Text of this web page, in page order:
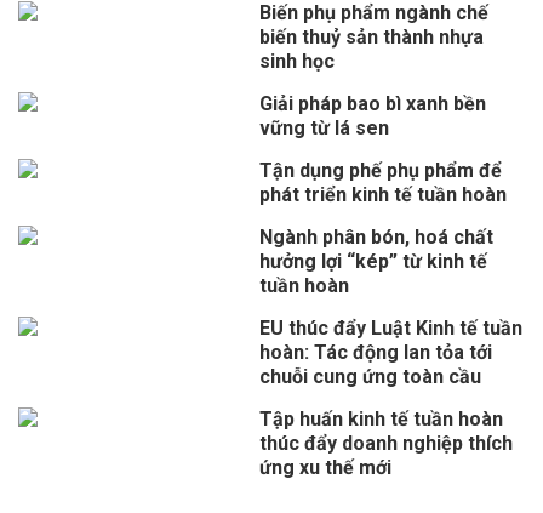
Biến phụ phẩm ngành chế
biến thuỷ sản thành nhựa
sinh học
Giải pháp bao bì xanh bền
vững từ lá sen
Tận dụng phế phụ phẩm để
phát triển kinh tế tuần hoàn
Ngành phân bón, hoá chất
hưởng lợi “kép” từ kinh tế
tuần hoàn
EU thúc đẩy Luật Kinh tế tuần
hoàn: Tác động lan tỏa tới
chuỗi cung ứng toàn cầu
Tập huấn kinh tế tuần hoàn
thúc đẩy doanh nghiệp thích
ứng xu thế mới